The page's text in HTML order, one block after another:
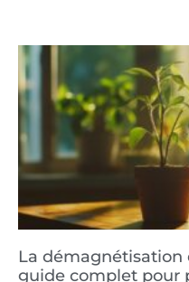
La démagnétisation
guide complet pour